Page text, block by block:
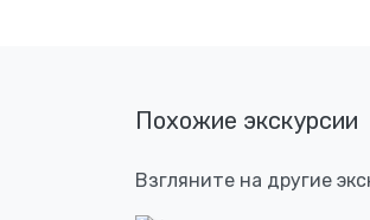
Похожие экскурсии
Взгляните на другие